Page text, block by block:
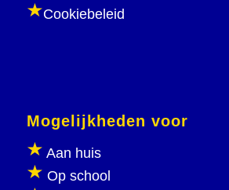
Cookiebeleid
Mogelijkheden voor
Aan huis
Op school